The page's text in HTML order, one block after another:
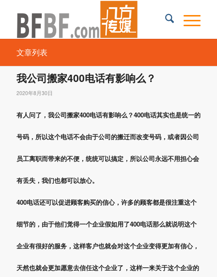
文章列表
我公司搬家400电话有影响么？
2020年8月30日
有人问了，我公司搬家400电话有影响么？400电话其实也是统一的
号码，所以这个电话不会由于公司的搬迁而改变号码，或者因公司
员工离职而带来的不便，统统可以搞定，所以公司永远不用担心会
有丢失，我们也都可以放心。
400电话还可以促进顾客购买的信心，许多的顾客都是很注重这个
细节的，由于他们觉得一个企业假如用了400电话那么就说明这个
企业有很好的服务，这样客户也就会对这个企业变得更加有信心，
天然也就会更加愿意去信任这个企业了，这样一来关于这个企业的